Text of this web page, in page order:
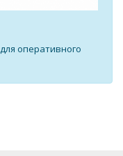
оперативного